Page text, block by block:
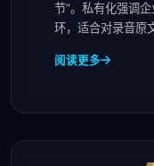
节”。私有化强调
环，适合对录音原
阅读更多